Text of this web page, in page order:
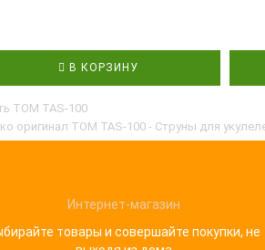
В КОРЗИНУ
TOM TAS-100
оригинал TOM TAS-100 - Струны для
Интернет-магазин
товары и совершайте покупки, не